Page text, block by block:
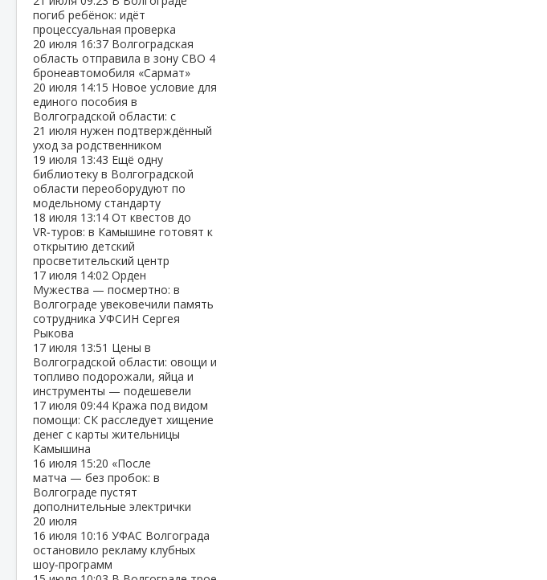
погиб ребёнок: идёт
процессуальная проверка
20 июля 16:37 Волгоградская
область отправила в зону СВО 4
бронеавтомобиля «Сармат»
20 июля 14:15 Новое условие для
единого пособия в
Волгоградской области: с
21 июля нужен подтверждённый
уход за родственником
19 июля 13:43 Ещё одну
библиотеку в Волгоградской
области переоборудуют по
модельному стандарту
18 июля 13:14 От квестов до
VR‑туров: в Камышине готовят к
открытию детский
просветительский центр
17 июля 14:02 Орден
Мужества — посмертно: в
Волгограде увековечили память
сотрудника УФСИН Сергея
Рыкова
17 июля 13:51 Цены в
Волгоградской области: овощи и
топливо подорожали, яйца и
инструменты — подешевели
17 июля 09:44 Кража под видом
помощи: СК расследует хищение
денег с карты жительницы
Камышина
16 июля 15:20 «После
матча — без пробок: в
Волгограде пустят
дополнительные электрички
20 июля
16 июля 10:16 УФАС Волгограда
остановило рекламу клубных
шоу‑программ